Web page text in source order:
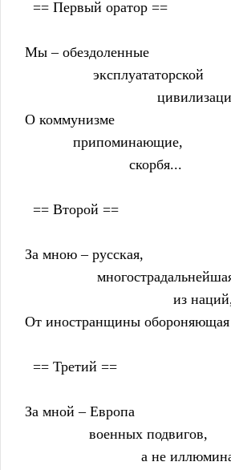
      == Первый оратор ==
    Мы – обездоленные
                     эксплуататорской
    О коммунизме
                припоминающие,
                              скорбя...
      == Второй ==
    За мною – русская,
из
От иностранщины обороняющая
      == Третий ==
    За мной – Европа
                    военных подвигов,
а не